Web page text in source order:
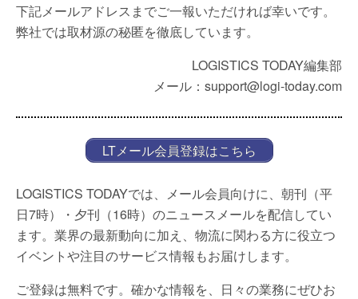
下記メールアドレスまでご一報いただければ幸いです。
弊社では取材源の秘匿を徹底しています。
LOGISTICS TODAY編集部
メール：support@logi-today.com
LTメール会員登録はこちら
LOGISTICS TODAYでは、メール会員向けに、朝刊（平
日7時）・夕刊（16時）のニュースメールを配信してい
ます。業界の最新動向に加え、物流に関わる方に役立つ
イベントや注目のサービス情報もお届けします。
ご登録は無料です。確かな情報を、日々の業務にぜひお